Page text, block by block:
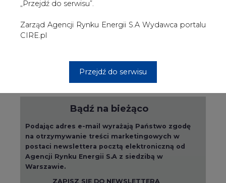
Przejdź do serwisu
Bądź na bieżąco
postaci newslettera pocztą elektroniczną od
Agencji Rynku Energii S.A z siedzibą w
Warszawie.
ZAPISZ SIĘ DO NEWSLETTERA